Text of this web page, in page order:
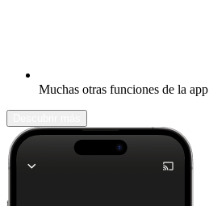
Muchas otras funciones de la app